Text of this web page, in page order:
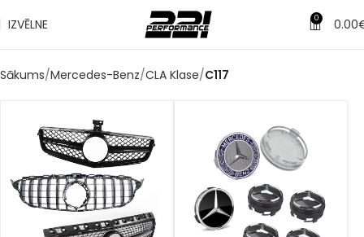
IZVĒLNE 0 0.00
Sākums Mercedes-Benz CLA Klase C117